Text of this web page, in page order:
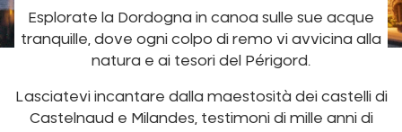
Esplorate la Dordogna in canoa sulle sue acque
tranquille, dove ogni colpo di remo vi avvicina alla
natura e ai tesori del Périgord.
Lasciatevi incantare dalla maestosità dei castelli di
Castelnaud e Milandes, testimoni di mille anni di